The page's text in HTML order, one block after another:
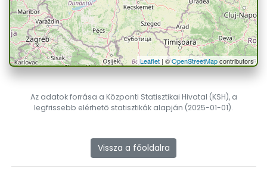
Leaflet| ©OpenStreetMapcontributors
Az adatok forrása a Központi Statisztikai Hivatal (KSH), a
legfrissebb elérhető statisztikák alapján (2025-01-01).
Vissza a főoldalra